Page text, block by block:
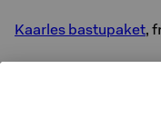
Kaarles bastupaket,